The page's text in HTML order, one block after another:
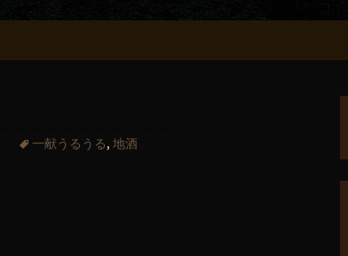
一献うるうる, 地酒